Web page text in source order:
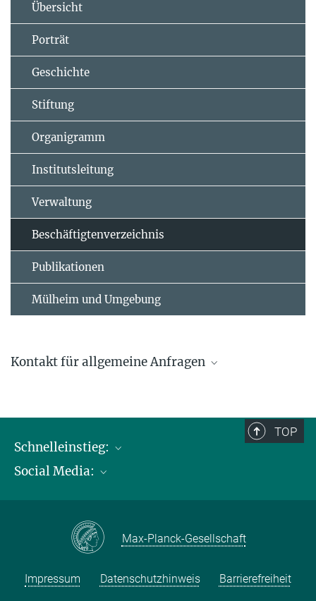
Übersicht
Porträt
Geschichte
Stiftung
Organigramm
Institutsleitung
Verwaltung
Beschäftigtenverzeichnis
Publikationen
Mülheim und Umgebung
Kontakt für allgemeine Anfragen
TOP
Schnelleinstieg:
Publikationen
Kontakt und Anfahrtsbeschreibung
Social Media:
Max-Planck-Gesellschaft
Impressum Datenschutzhinweis Barrierefreiheit